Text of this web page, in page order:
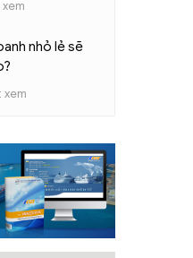
nhỏ lẻ sẽ